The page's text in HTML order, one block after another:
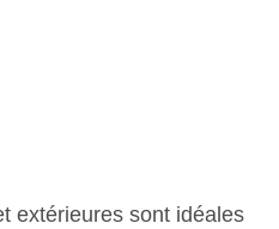
extérieures sont idéales